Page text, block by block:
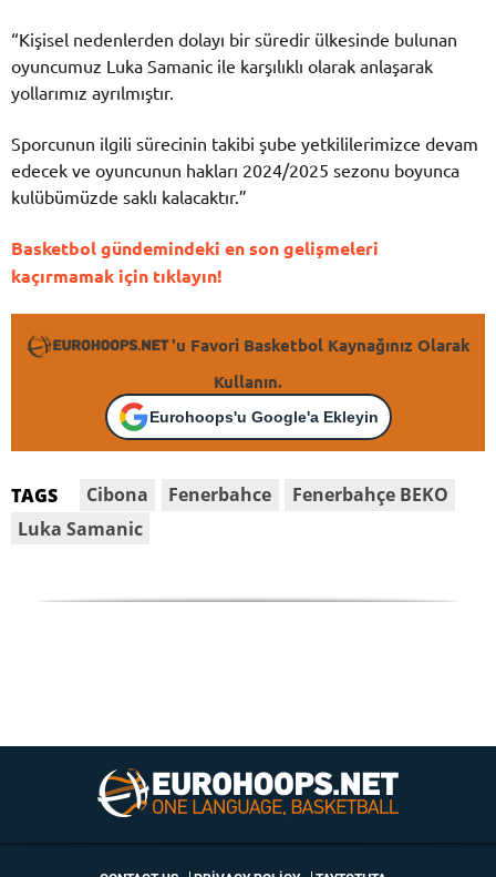
“Kişisel nedenlerden dolayı bir süredir ülkesinde bulunan
oyuncumuz Luka Samanic ile karşılıklı olarak anlaşarak
yollarımız ayrılmıştır.
Sporcunun ilgili sürecinin takibi şube yetkililerimizce devam
edecek ve oyuncunun hakları 2024/2025 sezonu boyunca
kulübümüzde saklı kalacaktır.”
Basketbol gündemindeki en son gelişmeleri
kaçırmamak için tıklayın!
'u Favori Basketbol Kaynağınız Olarak
Kullanın.
Eurohoops'u Google'a Ekleyin
TAGS Cibona Fenerbahce
Fenerbahçe BEKO
Luka Samanic